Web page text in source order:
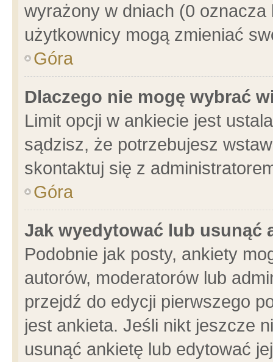
wyrażony w dniach (0
użytkownicy mogą zmieniać
Góra
Dlaczego nie mogę wybrać
Limit opcji w ankiecie jest
sądzisz, że potrzebujesz
skontaktuj się z
Góra
Jak wyedytować lub usunąć
Podobnie jak posty, ankiety
autorów, moderatorów lub
przejdź do edycji pierwszego
jest ankieta. Jeśli nikt jeszcze
usunąć ankietę lub edytować